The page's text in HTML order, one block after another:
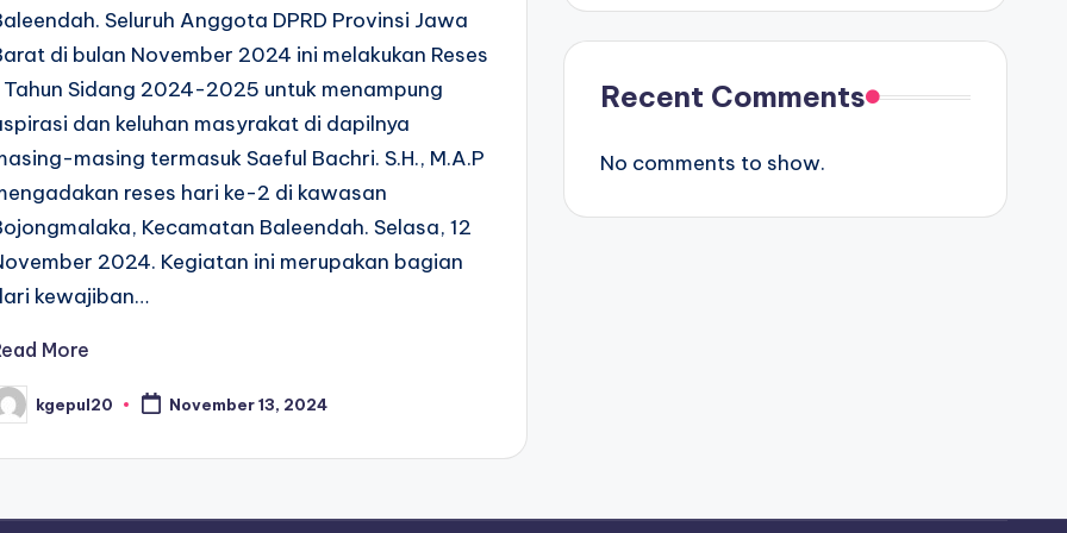
Seluruh Anggota DPRD Provinsi Jawa
di bulan November 2024 ini melakukan Reses
Tahun Sidang 2024-2025 untuk menampung
dan keluhan masyrakat di dapilnya
masing termasuk Saeful Bachri. S.H., M.A.P
reses hari ke-2 di kawasan
Kecamatan Baleendah. Selasa, 12
2024. Kegiatan ini merupakan bagian
kewajiban…
More
kgepul20 November 13, 2024
Recent Comments
No comments to show.